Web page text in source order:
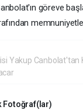
göreve
memnuniyetle
Yakup Canbolat'tan
Fotoğraf(lar)